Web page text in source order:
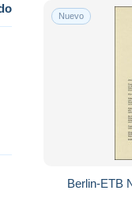
Nuevo
Berlin-ETB